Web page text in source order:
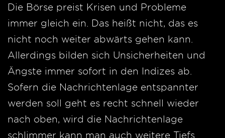
Die Börse preist Krisen und Probleme
immer gleich ein. Das heißt nicht, das es
nicht noch weiter abwärts gehen kann.
Allerdings bilden sich Unsicherheiten und
Ängste immer sofort in den Indizes ab.
Sofern die Nachrichtenlage entspannter
werden soll geht es recht schnell wieder
nach oben, wird die Nachrichtenlage
schlimmer kann man auch weitere Tiefs